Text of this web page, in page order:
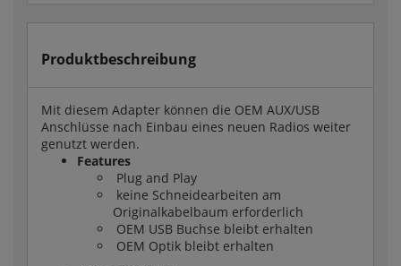
Produktbeschreibung
Mit diesem Adapter können die OEM AUX/USB
Anschlüsse nach Einbau eines neuen Radios weiter
genutzt werden.
Features
Plug and Play
keine Schneidearbeiten am
Originalkabelbaum erforderlich
OEM USB Buchse bleibt erhalten
OEM Optik bleibt erhalten